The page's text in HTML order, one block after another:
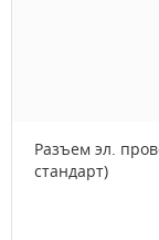
Разъем эл.
стандарт)